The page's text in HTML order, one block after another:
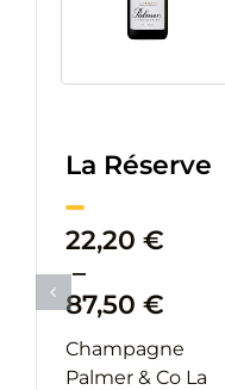
La Réserve
22,20 €
–
87,50 €Plage
prix :
Champagne
Palmer & Co La